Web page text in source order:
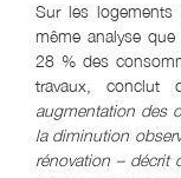
Sur les logements
même analyse
28 % des
travaux, conclut
augmentation des
la diminution
rénovation – décrit